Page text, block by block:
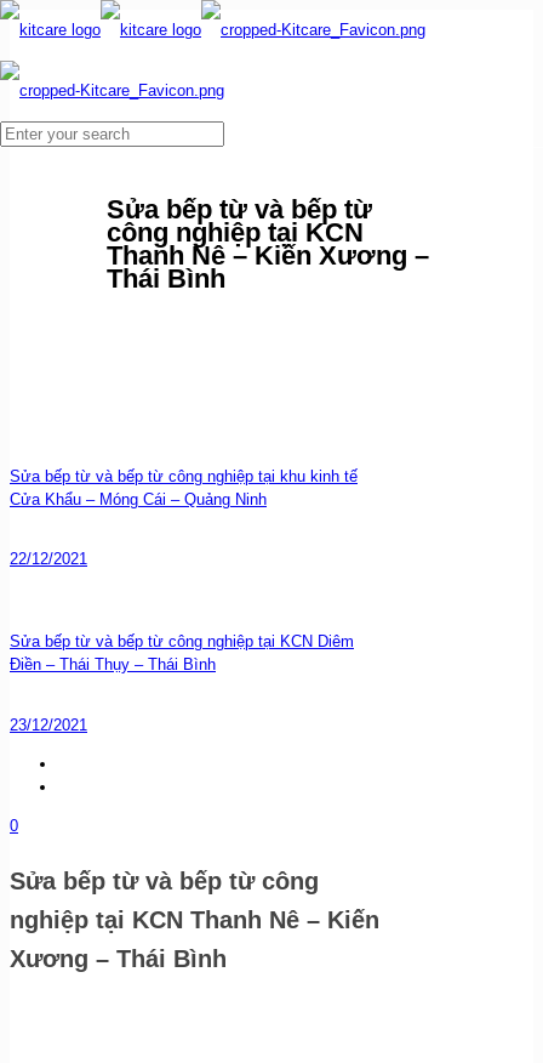
Sửa bếp từ và bếp từ
công nghiệp tại KCN
Thanh Nê – Kiến Xương –
Thái Bình
Sửa bếp từ và bếp từ công nghiệp tại khu kinh tế
Cửa Khẩu – Móng Cái – Quảng Ninh
22/12/2021
Sửa bếp từ và bếp từ công nghiệp tại KCN Diêm
Điền – Thái Thụy – Thái Bình
23/12/2021
0
Sửa bếp từ và bếp từ công
nghiệp tại KCN Thanh Nê – Kiến
Xương – Thái Bình